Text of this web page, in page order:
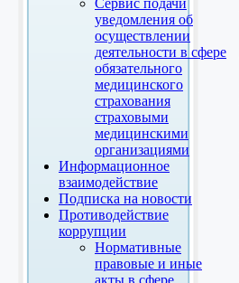
Сервис подачи
уведомления об
осуществлении
деятельности в сфере
обязательного
медицинского
страхования
страховыми
медицинскими
организациями
Информационное
взаимодействие
Подписка на новости
Противодействие
коррупции
Нормативные
правовые и иные
акты в сфере